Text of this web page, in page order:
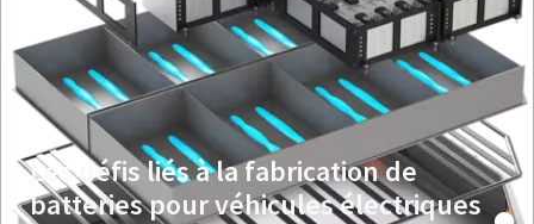
Les défis liés à la fabrication de
batteries pour véhicules électriques